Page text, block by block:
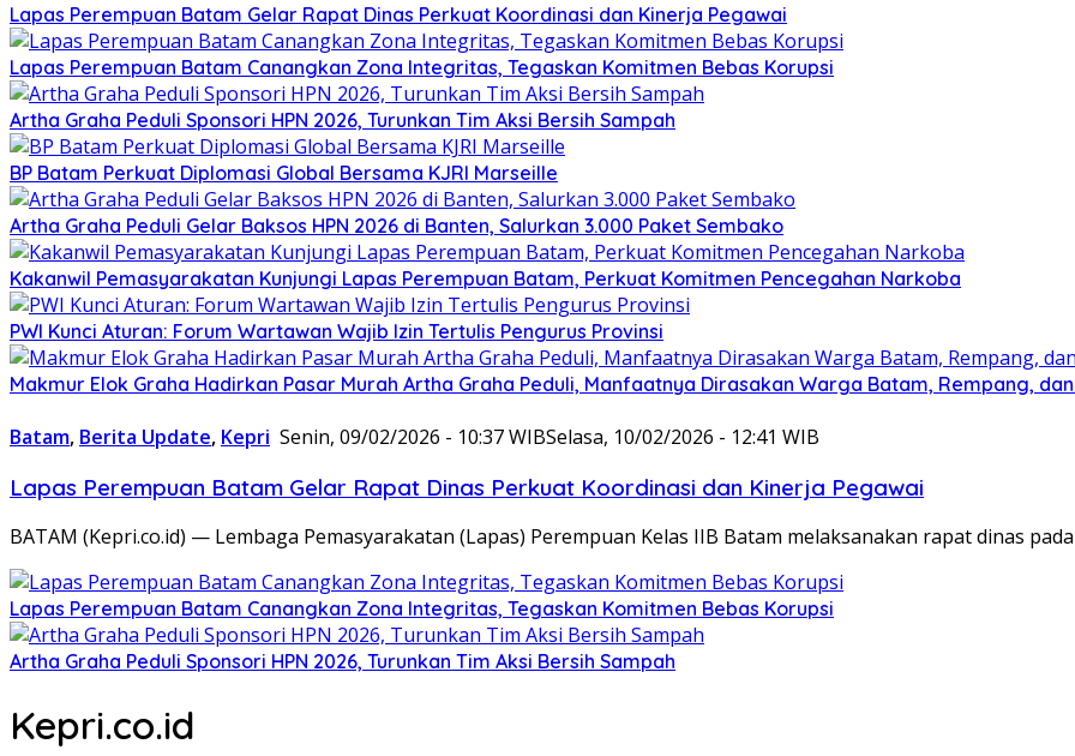
Lapas Perempuan Batam Gelar Rapat Dinas Perkuat Koordinasi dan Kinerja Pegawai
Lapas Perempuan Batam Canangkan Zona Integritas, Tegaskan Komitmen Bebas Korupsi
Artha Graha Peduli Sponsori HPN 2026, Turunkan Tim Aksi Bersih Sampah
BP Batam Perkuat Diplomasi Global Bersama KJRI Marseille
Artha Graha Peduli Gelar Baksos HPN 2026 di Banten, Salurkan 3.000 Paket Sembako
Kakanwil Pemasyarakatan Kunjungi Lapas Perempuan Batam, Perkuat Komitmen Pencegahan Narkoba
PWI Kunci Aturan: Forum Wartawan Wajib Izin Tertulis Pengurus Provinsi
Makmur Elok Graha Hadirkan Pasar Murah Artha Graha Peduli, Manfaatnya Dirasakan Warga Batam, Rempang,
Batam, Berita Update, Kepri Senin, 09/02/2026 - 10:37 WIBSelasa, 10/02/2026 - 12:41 WIB
Lapas Perempuan Batam Gelar Rapat Dinas Perkuat Koordinasi dan Kinerja Pegawai
BATAM (Kepri.co.id) — Lembaga Pemasyarakatan (Lapas) Perempuan Kelas IIB Batam melaksanakan rapat dinas
Lapas Perempuan Batam Canangkan Zona Integritas, Tegaskan Komitmen Bebas Korupsi
Artha Graha Peduli Sponsori HPN 2026, Turunkan Tim Aksi Bersih Sampah
Kepri.co.id